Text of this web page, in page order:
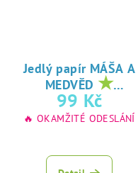
Jedlý papír MÁŠA A
MEDVĚD ★
oblíbený tisk na
jedlý papír
99 Kč
🔥 OKAMŽITÉ ODESLÁNÍ